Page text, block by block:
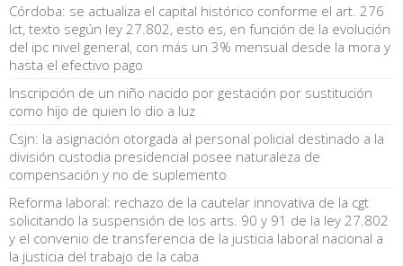
Córdoba: se actualiza el capital histórico conforme el art. 276
lct, texto según ley 27.802, esto es, en función de la evolución
del ipc nivel general, con más un 3% mensual desde la mora y
hasta el efectivo pago
Inscripción de un niño nacido por gestación por sustitución
como hijo de quien lo dio a luz
Csjn: la asignación otorgada al personal policial destinado a la
división custodia presidencial posee naturaleza de
compensación y no de suplemento
Reforma laboral: rechazo de la cautelar innovativa de la cgt
solicitando la suspensión de los arts. 90 y 91 de la ley 27.802
y el convenio de transferencia de la justicia laboral nacional a
la justicia del trabajo de la caba